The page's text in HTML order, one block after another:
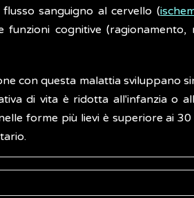
sanguigno al cervello (
funzioni cognitive (ragionamento,
con questa malattia sviluppano
di vita è ridotta all'infanzia o
forme più lievi è superiore ai